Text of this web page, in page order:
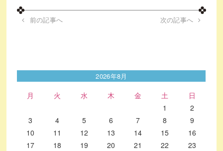
前の記事へ 次の記事へ
2026年8月
月 火 水 木 金 土
日
1
2
3
4 5 6 7 8
9
10
11 12 13 14 15
16
17
18 19 20 21 22
23